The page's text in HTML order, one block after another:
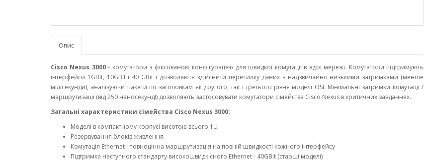
Опис
Cisco Nexus 3000- комутатори з фіксованою конфігурацєю для швидкої комутації в ядрі мережі. Комутатори підтримують
інтерфейси 1GBit, 10GBit і 40 GBit і дозволяють здійснити пересилку даних з надзвичайно низькими затримками (менше
мілісекунди), аналізуючи пакети по заголовкам як другого, так і третього рівня моделі OSI. Мінімальні затримки комутації /
маршрутизації (від 250 наносекунд!) дозволяють застосовувати комутатори сімейства Cisco Nexus в критичних завданнях.
Загальні характеристики сімейства Cisco Nexus 3000:
Моделі в компактному корпусі висотою всього 1U
Резервування блоків живлення
Комутація Ethernet і повноцінна маршрутизація на повній швидкості кожного інтерфейсу
Підтримка наступного стандарту високошвидкісного Ethernet - 40GBit (старші моделі)